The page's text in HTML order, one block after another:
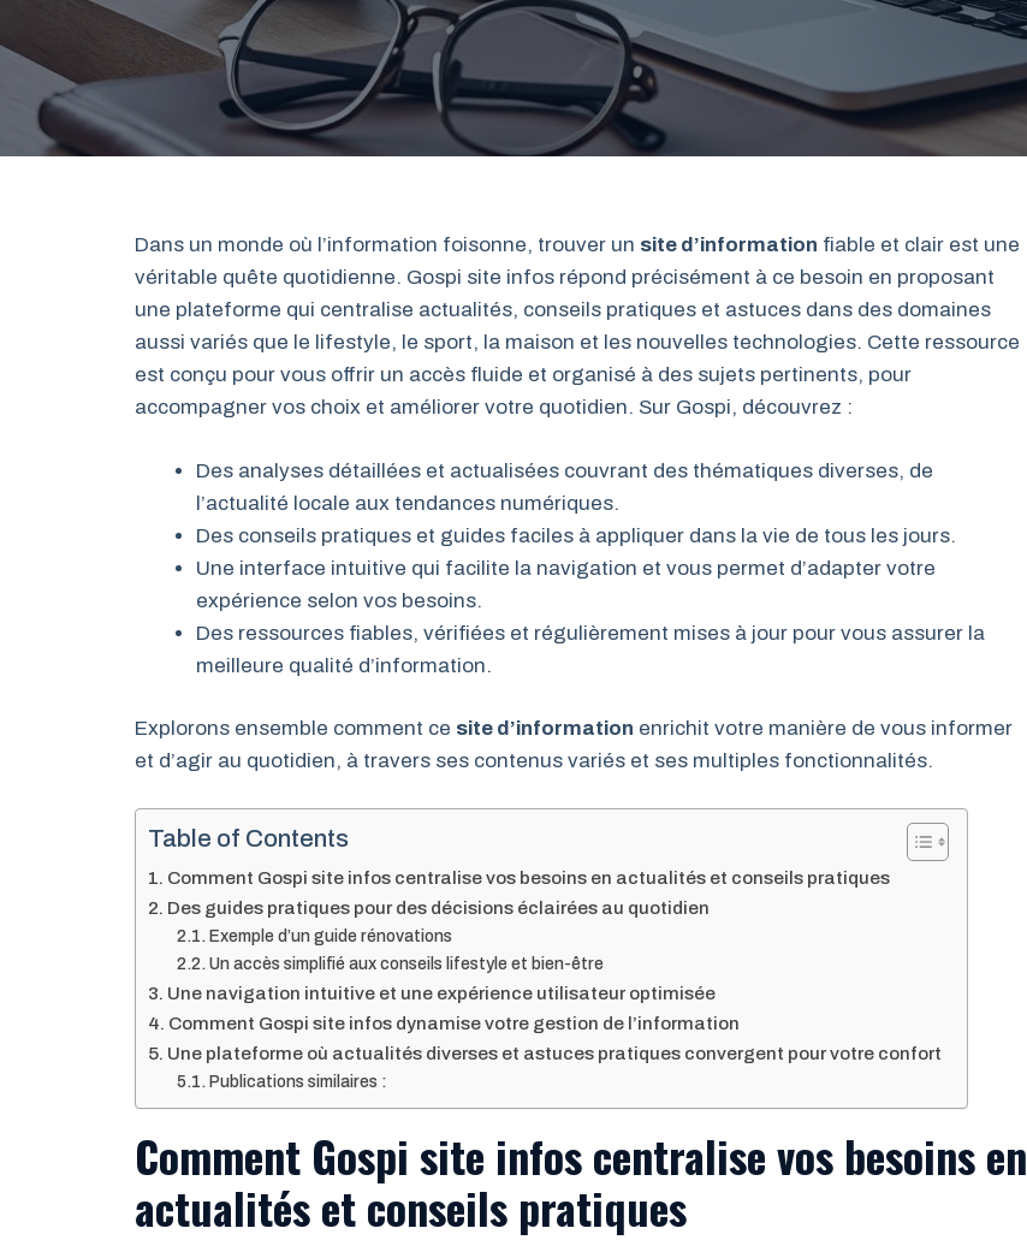
Dans un monde où l’information foisonne, trouver un site d’information fiable et clair est une
véritable quête quotidienne. Gospi site infos répond précisément à ce besoin en proposant
une plateforme qui centralise actualités, conseils pratiques et astuces dans des domaines
aussi variés que le lifestyle, le sport, la maison et les nouvelles technologies. Cette ressource
est conçu pour vous offrir un accès fluide et organisé à des sujets pertinents, pour
accompagner vos choix et améliorer votre quotidien. Sur Gospi, découvrez :
Des analyses détaillées et actualisées couvrant des thématiques diverses, de
l’actualité locale aux tendances numériques.
Des conseils pratiques et guides faciles à appliquer dans la vie de tous les jours.
Une interface intuitive qui facilite la navigation et vous permet d’adapter votre
expérience selon vos besoins.
Des ressources fiables, vérifiées et régulièrement mises à jour pour vous assurer la
meilleure qualité d’information.
Explorons ensemble comment ce site d’information enrichit votre manière de vous informer
et d’agir au quotidien, à travers ses contenus variés et ses multiples fonctionnalités.
Table of Contents
Comment Gospi site infos centralise vos besoins en actualités et conseils pratiques
Des guides pratiques pour des décisions éclairées au quotidien
Exemple d’un guide rénovations
Un accès simplifié aux conseils lifestyle et bien-être
Une navigation intuitive et une expérience utilisateur optimisée
Comment Gospi site infos dynamise votre gestion de l’information
Une plateforme où actualités diverses et astuces pratiques convergent pour votre confort
Publications similaires :
Comment Gospi site infos centralise vos besoins en
actualités et conseils pratiques